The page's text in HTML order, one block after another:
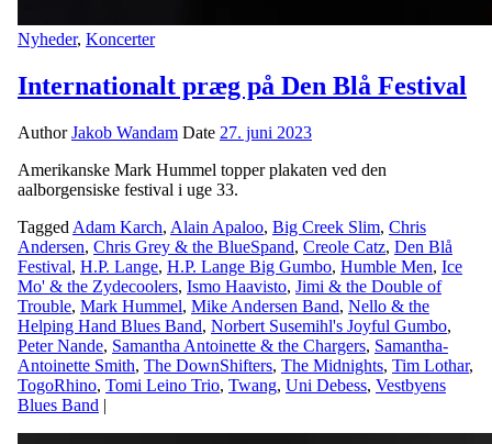
Nyheder, Koncerter
Internationalt præg på Den Blå Festival
AuthorJakob Wandam Date 27. juni 2023
Amerikanske Mark Hummel topper plakaten ved den
aalborgensiske festival i uge 33.
Tagged Adam Karch, Alain Apaloo, Big Creek Slim, Chris
Andersen, Chris Grey & the BlueSpand, Creole Catz, Den Blå
Festival, H.P. Lange, H.P. Lange Big Gumbo, Humble Men, Ice
Mo' & the Zydecoolers, Ismo Haavisto, Jimi & the Double of
Trouble, Mark Hummel, Mike Andersen Band, Nello & the
Helping Hand Blues Band, Norbert Susemihl's Joyful Gumbo,
Peter Nande, Samantha Antoinette & the Chargers, Samantha-
Antoinette Smith, The DownShifters, The Midnights, Tim Lothar,
TogoRhino, Tomi Leino Trio, Twang, Uni Debess, Vestbyens
Blues Band |